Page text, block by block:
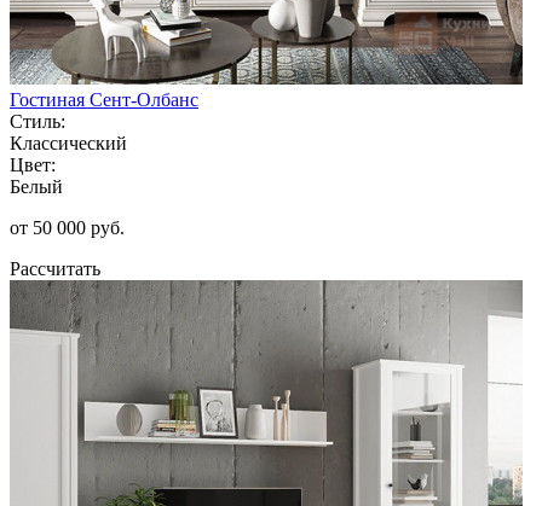
Гостиная Сент-Олбанс
Стиль:
Классический
Цвет:
Белый
от 50 000 руб.
Рассчитать